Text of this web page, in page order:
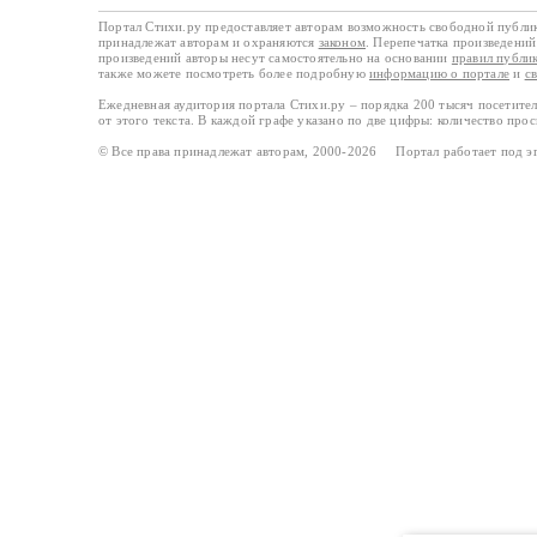
Портал Стихи.ру предоставляет авторам возможность свободной
принадлежат авторам и охраняются законом . Перепечатка
произведений авторы несут самостоятельно на основании правил
также можете посмотреть более подробную информацию о портале и
Ежедневная аудитория портала Стихи.ру – порядка 200 тысяч
от этого текста. В каждой графе указано по две цифры: количество
© Все права принадлежат авторам, 2000-2026 Портал работает под